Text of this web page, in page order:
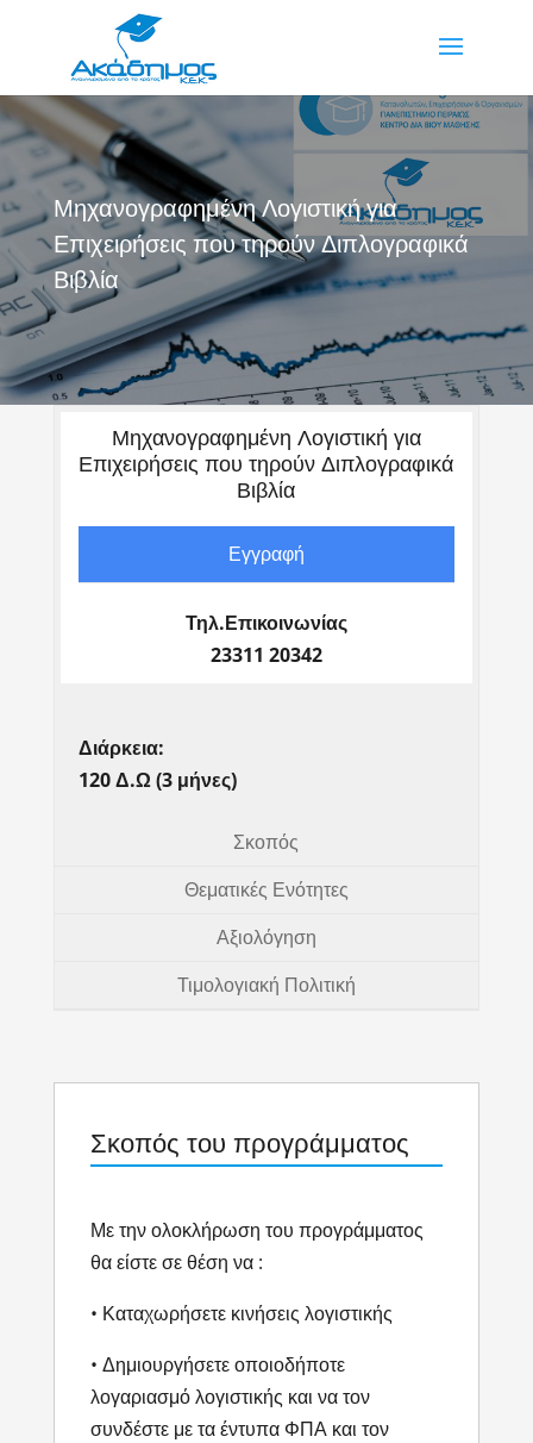
Μηχανογραφημένη Λογιστική για
Επιχειρήσεις που τηρούν Διπλογραφικά
Βιβλία
Μηχανογραφημένη Λογιστική για
Επιχειρήσεις που τηρούν Διπλογραφικά
Βιβλία
Εγγραφή
Τηλ.Επικοινωνίας
23311 20342
Διάρκεια:
120 Δ.Ω (3 μήνες)
Σκοπός
Θεματικές Ενότητες
Αξιολόγηση
Τιμολογιακή Πολιτική
Σκοπός του προγράμματος
Με την ολοκλήρωση του προγράμματος
θα είστε σε θέση να :
• Καταχωρήσετε κινήσεις λογιστικής
• Δημιουργήσετε οποιοδήποτε
λογαριασμό λογιστικής και να τον
συνδέστε με τα έντυπα ΦΠΑ και τον